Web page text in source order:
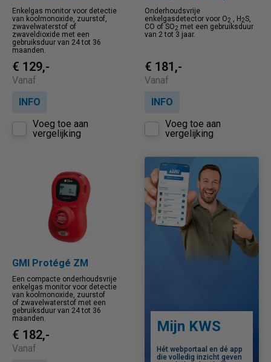
Enkelgas monitor voor detectie
van koolmonoxide, zuurstof,
zwavelwaterstof of
zwaveldioxide met een
gebruiksduur van 24 tot 36
maanden.
€ 129,-
Vanaf
INFO
Voeg toe aan
vergelijking
Onderhoudsvrije
enkelgasdetector voor O2 , H2S,
CO of SO2 met een gebruiksduur
van 2 tot 3 jaar.
€ 181,-
Vanaf
INFO
Voeg toe aan
vergelijking
GMI Protégé ZM
Een compacte onderhoudsvrije
enkelgas monitor voor detectie
van koolmonoxide, zuurstof
of zwavelwaterstof met een
gebruiksduur van 24 tot 36
maanden.
€ 182,-
Vanaf
Mijn KWS
Hét webportaal en dé app
die volledig inzicht geven